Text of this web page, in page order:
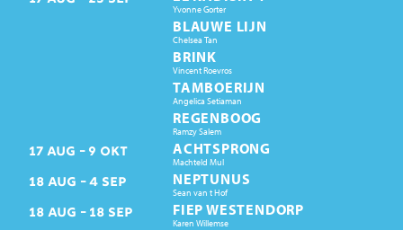
Yvonne Gorter
BLAUWE LIJN
Chelsea Tan
BRINK
Vincent Roevros
TAMBOERIJN
Angelica Setiaman
REGENBOOG
Ramzy Salem
17 AUG 9 OKT ACHTSPRONG
Machteld Mul
18 AUG 4 SEP NEPTUNUS
Sean van t Hof
18 AUG 18 SEP FIEP WESTENDORP
Karen Willemse